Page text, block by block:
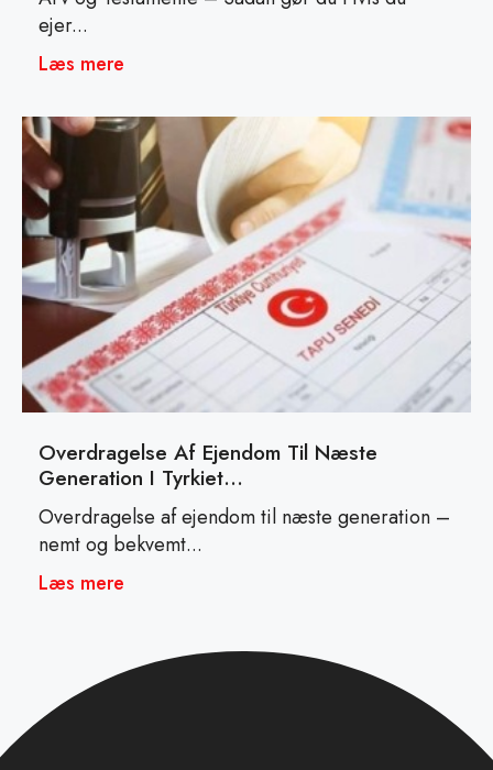
ejer...
Læs mere
Overdragelse Af Ejendom Til Næste
Generation I Tyrkiet…
Overdragelse af ejendom til næste generation –
nemt og bekvemt...
Læs mere